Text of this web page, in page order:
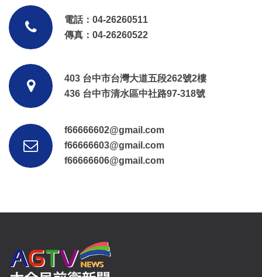
電話：04-26260511
傳真：04-26260522
403 台中市台灣大道五段262號2樓
436 台中市清水區中社路97-318號
f66666602@gmail.com
f66666603@gmail.com
f66666606@gmail.com